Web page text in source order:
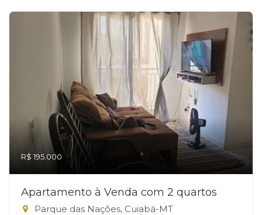
R$ 195.000
Apartamento à Venda com 2 quartos
Parque das Nações, Cuiabá-MT